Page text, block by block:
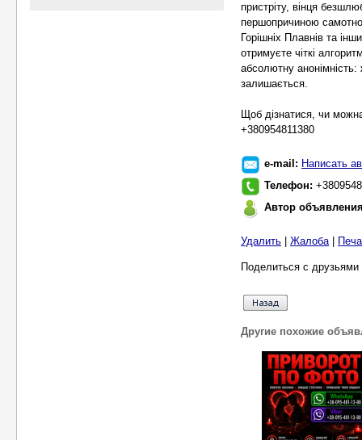
пристріту, вінця
першопричиною
Горішніх Плавнів та
отримуєте чіткі
абсолютну
залишається.
Щоб дізнатися, чи
+380954811380
e-mail: Написать
Телефон:
Автор
Удалить Жалоба|
Поделиться с
Другие похожие